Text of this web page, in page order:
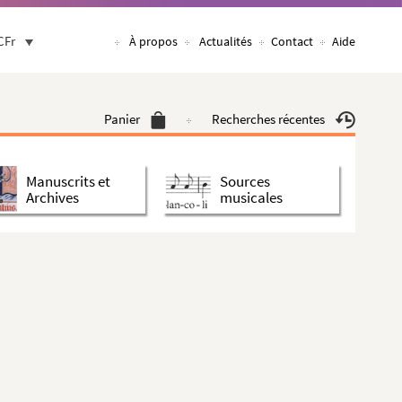
À propos Actualités Contact Aide
Panier Recherches récentes
Manuscrits et
Archives
Sources
musicales